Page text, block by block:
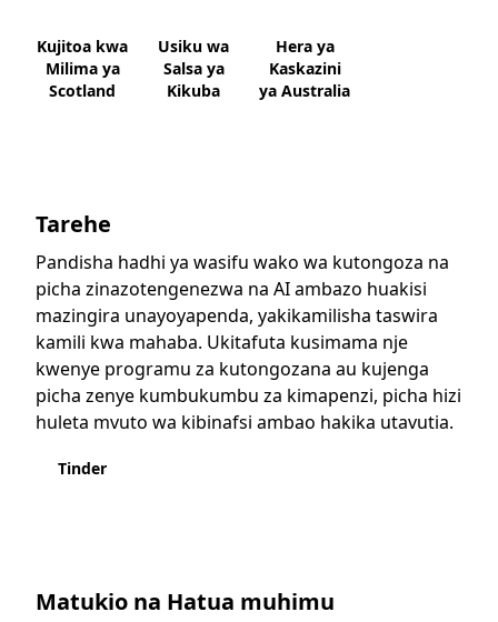
Kujitoa kwa
Milima ya
Scotland
Usiku wa
Salsa ya
Kikuba
Hera ya
Kaskazini
ya Australia
Tarehe
Pandisha hadhi ya wasifu wako wa kutongoza na
picha zinazotengenezwa na AI ambazo huakisi
mazingira unayoyapenda, yakikamilisha taswira
kamili kwa mahaba. Ukitafuta kusimama nje
kwenye programu za kutongozana au kujenga
picha zenye kumbukumbu za kimapenzi, picha hizi
huleta mvuto wa kibinafsi ambao hakika utavutia.
Tinder
Matukio na Hatua muhimu